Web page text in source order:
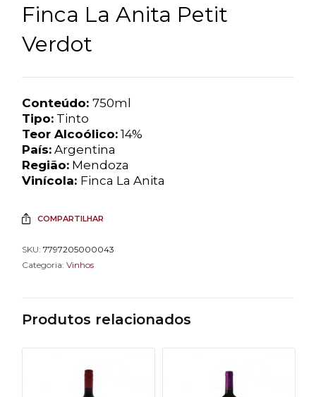
Finca La Anita Petit
Verdot
Conteúdo: 750ml
Tipo:Tinto
Teor Alcoólico:14%
País:Argentina
Região:Mendoza
Vinícola: Finca La Anita
COMPARTILHAR
SKU: 7797205000043
Categoria: Vinhos
Produtos relacionados